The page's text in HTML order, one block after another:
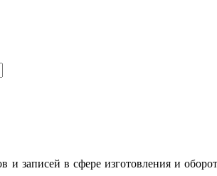
записей в сфере изготовления и